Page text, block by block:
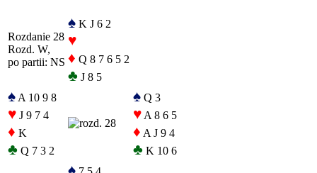
Rozdanie 28
Rozd. W,
po partii: NS
♠ K J 6 2
♥
♦ Q 8 7 6 5 2
♣ J 8 5
♠ A 10 9 8
♥ J 9 7 4
♦ K
♣ Q 7 3 2
♠ Q 3
♥ A 8 6 5
♦ A J 9 4
♣ K 10 6